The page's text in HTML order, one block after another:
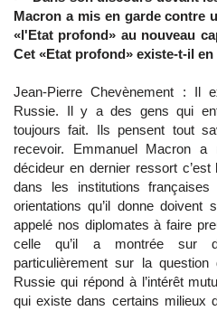
Macron a mis en garde contre
«l'Etat profond» au nouveau
Cet «Etat profond» existe-t-il en
Jean-Pierre Chevènement : Il
Russie. Il y a des gens qui
toujours fait. Ils pensent tout
recevoir. Emmanuel Macron
décideur en dernier ressort
dans les institutions
orientations qu’il donne
appelé nos diplomates à faire
celle qu’il a montrée sur
particulièrement sur la question
Russie qui répond à l’intérêt
qui existe dans certains milieux